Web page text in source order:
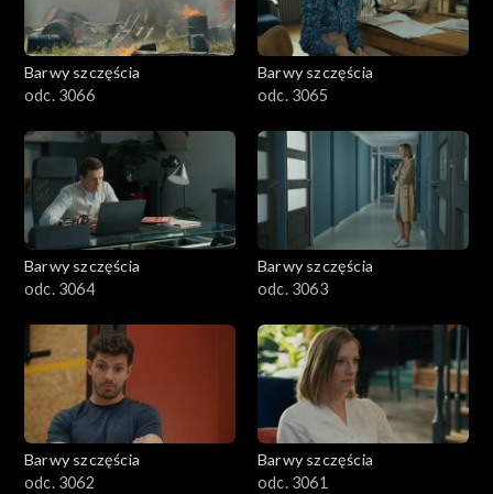
Barwy szczęścia
odc. 3066
Barwy szczęścia
odc. 3065
Barwy szczęścia
odc. 3064
Barwy szczęścia
odc. 3063
Barwy szczęścia
odc. 3062
Barwy szczęścia
odc. 3061